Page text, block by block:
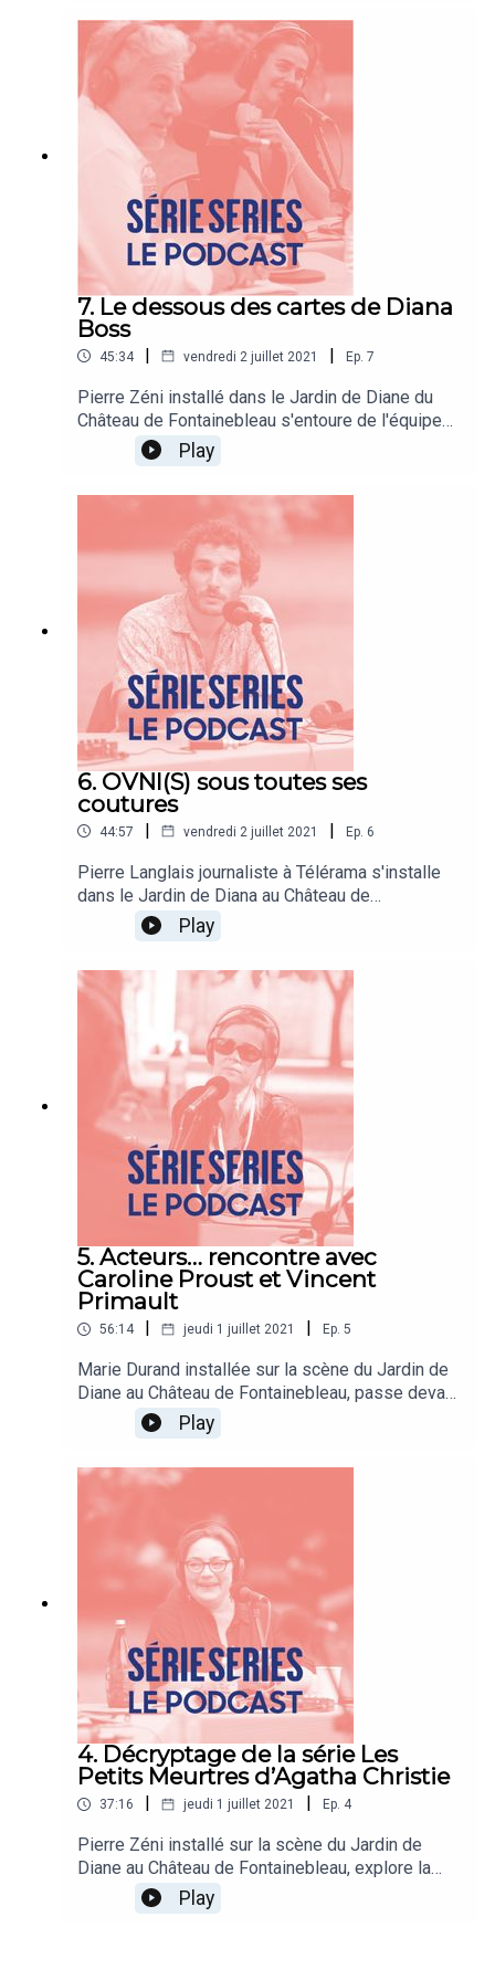
7. Le dessous des cartes de Diana
Boss
45:34 | vendredi 2 juillet 2021 | Ep. 7
Pierre Zéni installé dans le Jardin de Diane du
Château de Fontainebleau s'entoure de l'équipe
de la série Diana Boss pour en dévoiler toutes
les facettes aux côtés de Moon A, comédienne &
rappeuse, Marion Seclin, scénariste, Niels Rahou
scénariste & réalisateur et Sébastien Folin,
Play
6. OVNI(S) sous toutes ses
coutures
44:57 | vendredi 2 juillet 2021 | Ep. 6
Pierre Langlais journaliste à Télérama s'installe
dans le Jardin de Diana au Château de
Fontainebleau pour retracer l'histoire de la série
OVNI(s). Il est entouré des deux créateurs, et
scénaristes Clémence Dargent et Martin Douaire.
Play
5. Acteurs… rencontre avec
Caroline Proust et Vincent
Primault
56:14 | jeudi 1 juillet 2021 | Ep. 5
Marie Durand installée sur la scène du Jardin de
Diane au Château de Fontainebleau, passe devant
et derrière la caméra avec Caroline
Proust, comédienne engagée et Vincent Primault,
comédien et réalisateur.
Play
4. Décryptage de la série Les
Petits Meurtres d’Agatha Christie
37:16 | jeudi 1 juillet 2021 | Ep. 4
Pierre Zéni installé sur la scène du Jardin de
Diane au Château de Fontainebleau, explore la
série Les Petits Meurtres d'Agatha Christie en
compagnie de la comédienne Émilie Gavois-Khan
Play